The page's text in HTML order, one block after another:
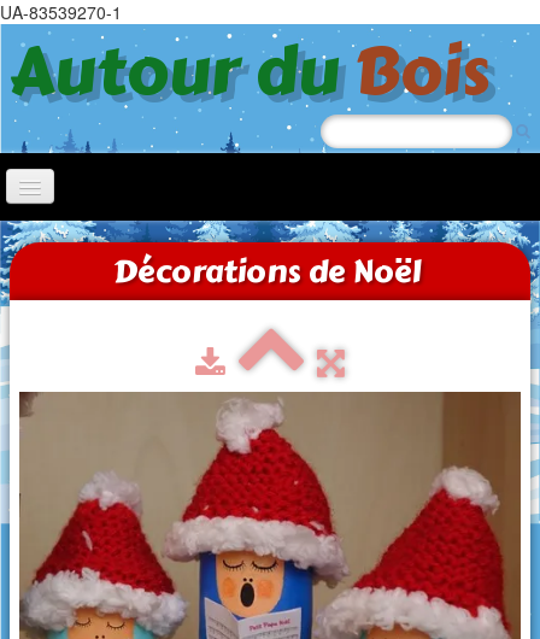
UA-83539270-1
Autour duBois
Accueil
Chiens à roulettes
Tricycle
Jouets à tirer
Trotteurs
Oiseaux picoreurs
Grimpeurs
Décorations de Noël